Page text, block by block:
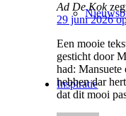
Inspiratie
Ad De Kok
29 juni 2026
Een mooie
gesticht door
had:
hebben dar
dat dit mooi